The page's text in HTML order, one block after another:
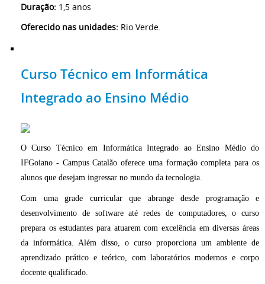
Duração: 1,5 anos
Oferecido nas unidades: Rio Verde.
Curso Técnico em Informática
Integrado ao Ensino Médio
O Curso Técnico em Informática Integrado ao Ensino Médio do
IFGoiano - Campus Catalão oferece uma formação completa para os
alunos que desejam ingressar no mundo da tecnologia.
Com uma grade curricular que abrange desde programação e
desenvolvimento de software até redes de computadores, o curso
prepara os estudantes para atuarem com excelência em diversas áreas
da informática. Além disso, o curso proporciona um ambiente de
aprendizado prático e teórico, com laboratórios modernos e corpo
docente qualificado.